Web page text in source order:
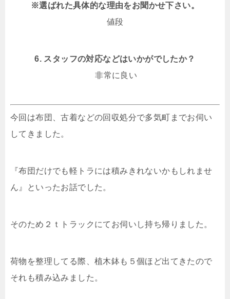
※選ばれた具体的な理由をお聞かせ下さい。
値段
6. スタッフの対応などはいかがでしたか？
非常に良い
今回は布団、古着などの回収処分で多気町までお伺い
してきました。
『布団だけでも軽トラには積みきれないかもしれませ
ん』といったお話でした。
そのため２ｔトラックにてお伺いし持ち帰りました。
荷物を整理してる際、植木鉢も５個ほど出てきたので
それも積み込みました。